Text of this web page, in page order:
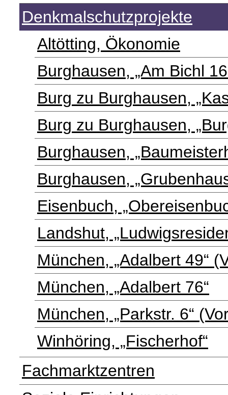
Denkmalschutzprojekte
Altötting, Ökonomie
Burghausen, „Am Bichl
Burg zu Burghausen,
Burg zu Burghausen,
Burghausen,
Burghausen,
Eisenbuch,
Landshut,
München, „Adalbert 49“
München, „Adalbert 76“
München, „Parkstr. 6“
Winhöring, „Fischerhof“
Fachmarktzentren